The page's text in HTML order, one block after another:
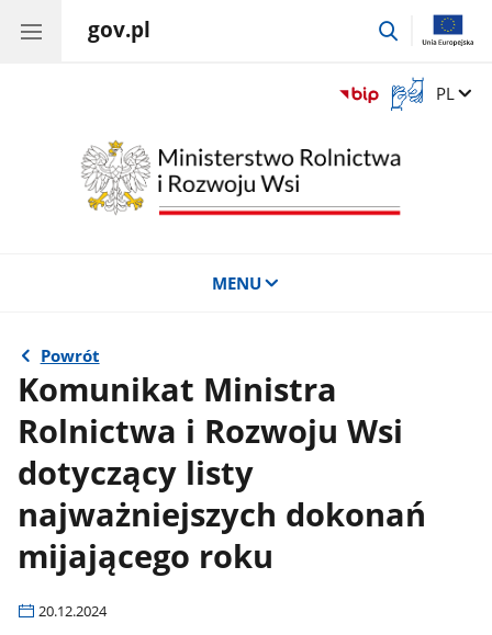
gov.pl
przejdź
Otwórz
okno
tłumaczem
migowego
Zmień
PL
MENU
Powrót
Komunikat Ministra
Rolnictwa i Rozwoju Wsi
dotyczący listy
najważniejszych dokonań
mijającego roku
20.12.2024